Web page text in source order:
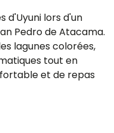
d'Uyuni lors d'un
Pedro de Atacama.
lagunes colorées,
tout en
et de repas